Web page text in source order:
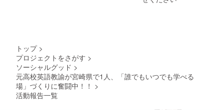
記入く
不要で
せてい
ただく
トップ >
プロジェクトをさがす >
ソーシャルグッド >
元高校英語教諭が宮崎県で1人、「誰でもいつでも学べる
場」づくりに奮闘中！！ >
活動報告一覧